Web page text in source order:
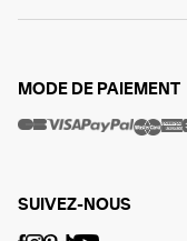
MODE DE PAIEMENT
SUIVEZ-NOUS